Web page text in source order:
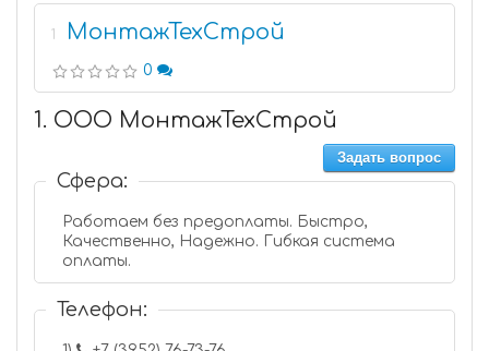
1 МонтажТехСтрой
0
1. ООО МонтажТехСтрой
Задать вопрос
Сфера:
Работаем без предоплаты. Быстро,
Качественно, Надежно. Гибкая система
оплаты.
Телефон: